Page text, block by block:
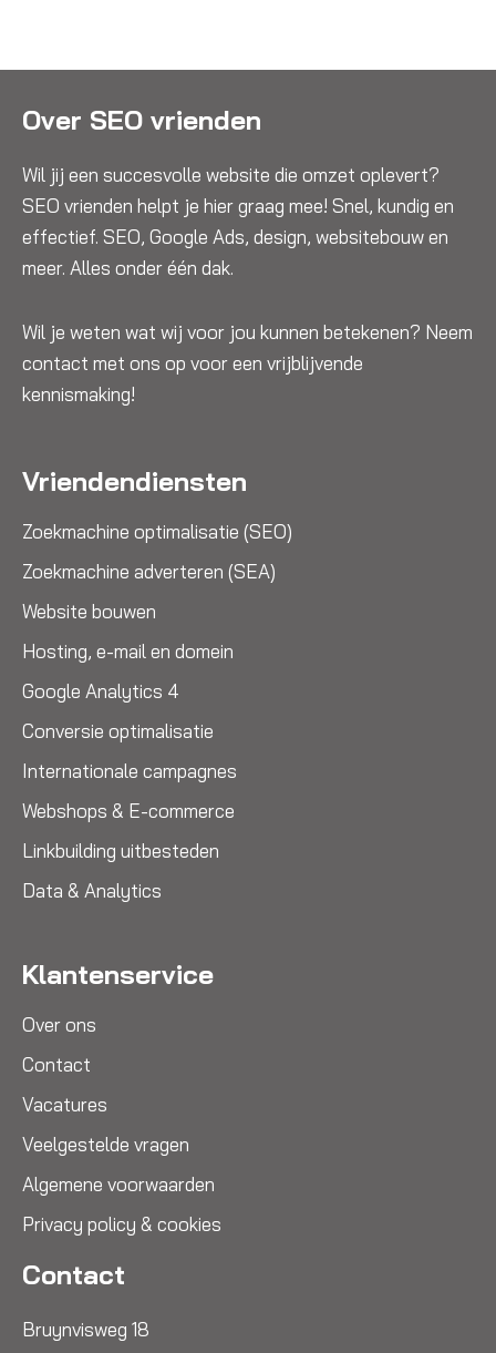
Over SEO vrienden
Wil jij een succesvolle website die omzet oplevert?
SEO vrienden helpt je hier graag mee! Snel, kundig en
effectief. SEO, Google Ads, design, websitebouw en
meer. Alles onder één dak.
Wil je weten wat wij voor jou kunnen betekenen? Neem
contact met ons op voor een vrijblijvende
kennismaking!
Vriendendiensten
Zoekmachine optimalisatie (SEO)
Zoekmachine adverteren (SEA)
Website bouwen
Hosting, e-mail en domein
Google Analytics 4
Conversie optimalisatie
Internationale campagnes
Webshops & E-commerce
Linkbuilding uitbesteden
Data & Analytics
Klantenservice
Over ons
Contact
Vacatures
Veelgestelde vragen
Algemene voorwaarden
Privacy policy & cookies
Contact
Bruynvisweg 18